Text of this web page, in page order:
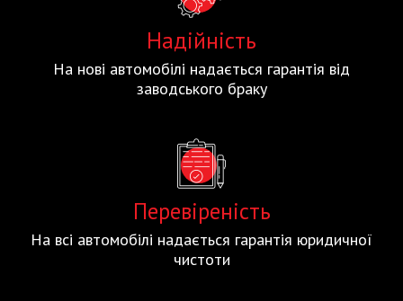
Надійність
На нові автомобілі надається гарантія від
заводського браку
Перевіреність
На всі автомобілі надається гарантія юридичної
чистоти